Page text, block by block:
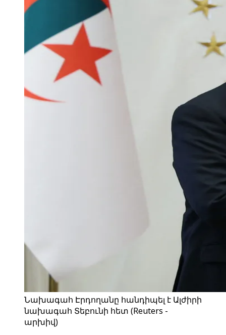
Նախագահ Էրդողանը հանդիպել է Ալժիրի
նախագահ Տեբունի հետ (Reuters -
արխիվ)